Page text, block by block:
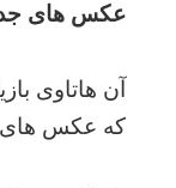
عکس های
که عکس های